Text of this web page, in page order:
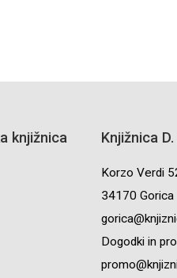
knjižnica
Knjižnica
Korzo Verdi
34170 Gorica
Dogodki in